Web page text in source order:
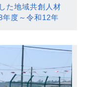
た地域共創人材
年度～令和12年